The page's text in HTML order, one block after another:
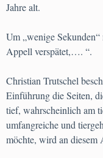
Jahre alt.
Um „wenige
Appell verspätet,…. “.
Christian Trutschel
Einführung die Seiten,
tief, wahrscheinlich am
umfangreiche und
möchte, wird an diesem